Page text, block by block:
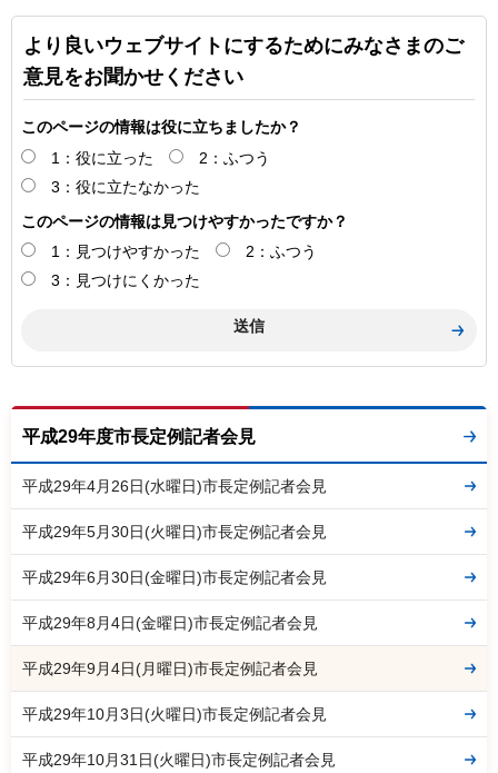
より良いウェブサイトにするためにみなさまのご
意見をお聞かせください
このページの情報は役に立ちましたか？
1：役に立った
2：ふつう
3：役に立たなかった
このページの情報は見つけやすかったですか？
1：見つけやすかった
2：ふつう
3：見つけにくかった
平成29年度市長定例記者会見
平成29年4月26日(水曜日)市長定例記者会見
平成29年5月30日(火曜日)市長定例記者会見
平成29年6月30日(金曜日)市長定例記者会見
平成29年8月4日(金曜日)市長定例記者会見
平成29年9月4日(月曜日)市長定例記者会見
平成29年10月3日(火曜日)市長定例記者会見
平成29年10月31日(火曜日)市長定例記者会見